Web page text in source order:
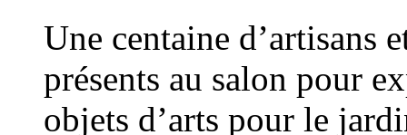
Une centaine d’artisans
présents au salon pour
objets d’arts pour le